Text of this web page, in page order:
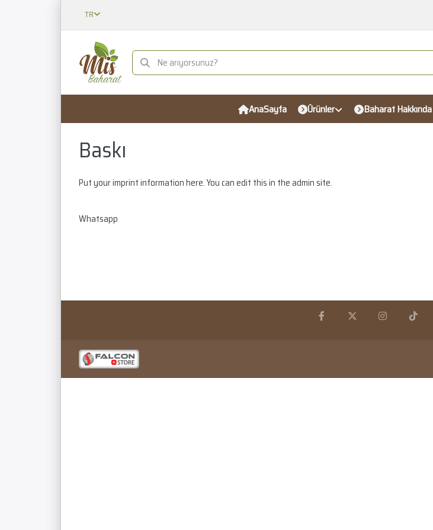
TR
AnaSayfa Ürünler Baharat Hakkında
Baskı
Put your imprint information here. You can edit this in the admin site.
Whatsapp